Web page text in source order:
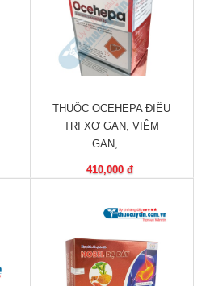
THUỐC OCEHEPA ĐIỀU
TRỊ XƠ GAN, VIÊM
GAN, ...
410,000 đ